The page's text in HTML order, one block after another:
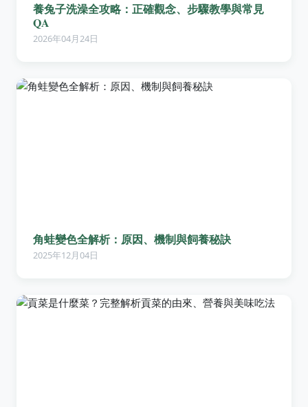
養兔子洗澡全攻略：正確觀念、步驟教學與常見
QA
2026年04月24日
角蛙變色全解析：原因、機制與飼養秘訣
2025年12月04日